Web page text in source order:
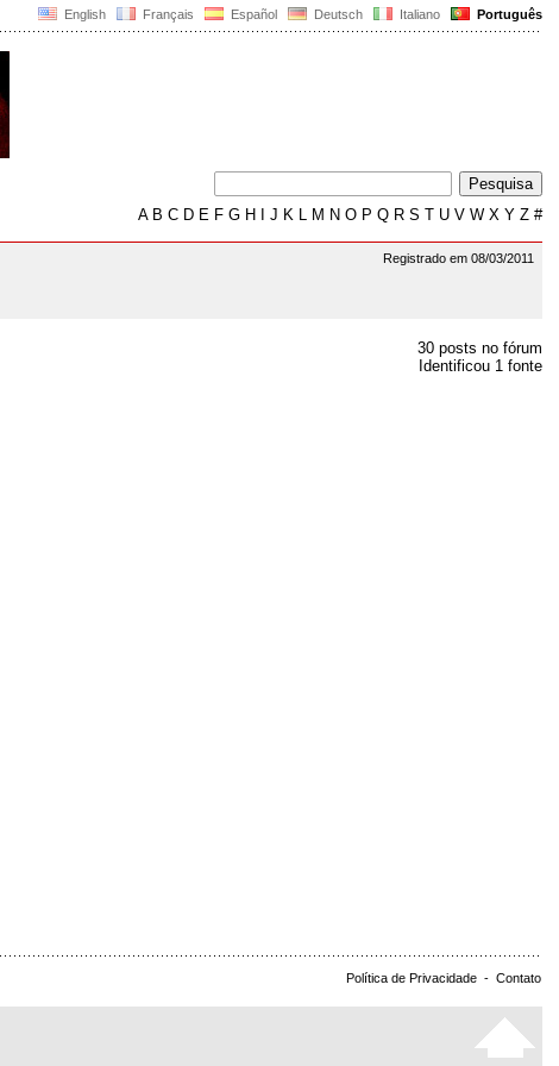
English Français Español Deutsch Italiano Português
AB C D E F G H J K L M N O P Q R S T U V W X Y Z #
Registrado em 08/03/2011
30 posts no fórum
Identificou 1 fonte
Política de Privacidade - Contato